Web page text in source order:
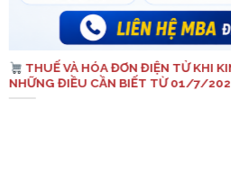
THUẾ VÀ HÓA ĐƠN ĐIỆN TỬ KHI
NHỮNG ĐIỀU CẦN BIẾT TỪ 01/7/